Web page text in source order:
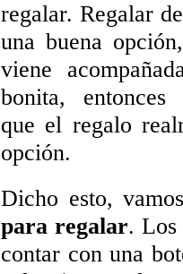
regalar. Regalar
una buena
viene
bonita, entonces
que el regalo
opción.
Dicho esto,
para regalar. Los
contar con una